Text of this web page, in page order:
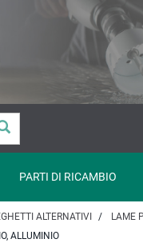
PARTI DI RICAMBIO
ALTERNATIVI LAME
ALLUMINIO